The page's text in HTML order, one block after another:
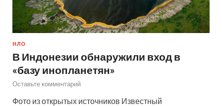
НЛО
В Индонезии обнаружили вход в
«базу инопланетян»
Оставьте комментарий
Фото из открытых источников Известный